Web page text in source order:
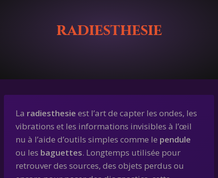
radiesthesie
La radiesthesie est l’art de capter les ondes, les
vibrations et les informations invisibles à l’œil
nu à l’aide d’outils simples comme le pendule
ou les baguettes. Longtemps utilisée pour
retrouver des sources, des objets perdus ou